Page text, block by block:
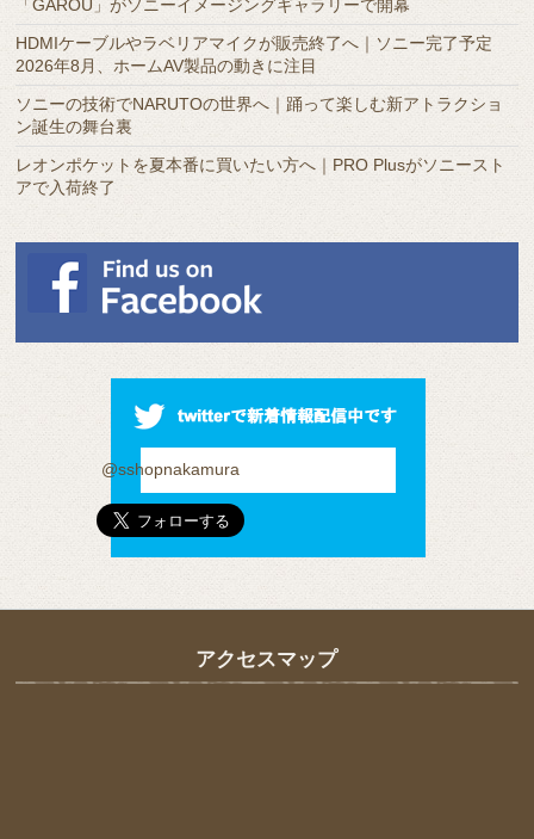
「GAROU」がソニーイメージングギャラリーで開幕
HDMIケーブルやラベリアマイクが販売終了へ｜ソニー完了予定
2026年8月、ホームAV製品の動きに注目
ソニーの技術でNARUTOの世界へ｜踊って楽しむ新アトラクショ
ン誕生の舞台裏
レオンポケットを夏本番に買いたい方へ｜PRO Plusがソニースト
アで入荷終了
@sshopnakamura
アクセスマップ